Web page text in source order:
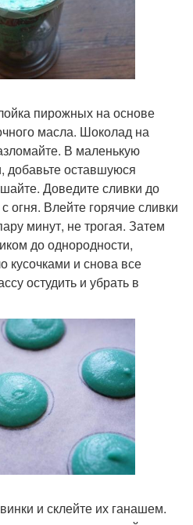
пирожных на основе
масла. Шоколад на
В маленькую
добавьте оставшуюся
Доведите сливки до
огня. Влейте горячие сливки
минут, не трогая. Затем
до однородности,
кусочками и снова все
остудить и убрать в
и склейте их ганашем.